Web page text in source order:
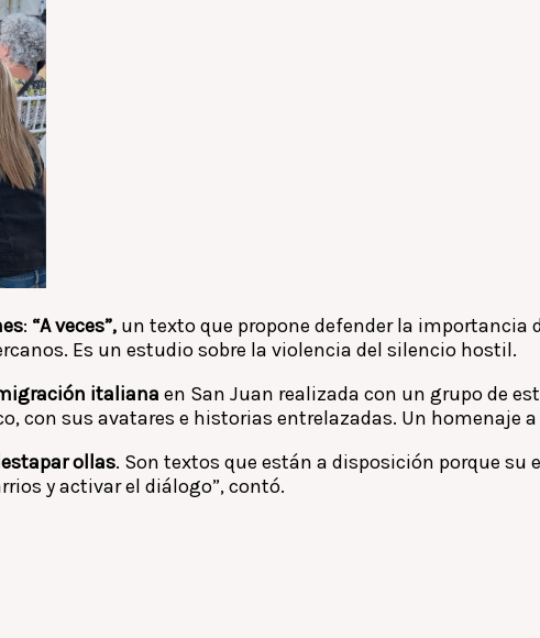
: “A veces”, un texto que propone defender la importancia
Es un estudio sobre la violencia del silencio hostil.
italiana en San Juan realizada con un grupo de
con sus avatares e historias entrelazadas. Un homenaje
ollas. Son textos que están a disposición porque su
y activar el diálogo”, contó.